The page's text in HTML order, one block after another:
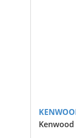
Kenwood